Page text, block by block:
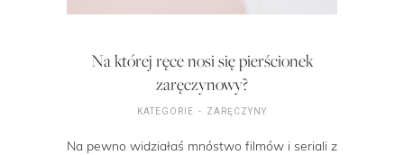
Na której ręce nosi się pierścionek
zaręczynowy?
KATEGORIE ZARĘCZYNY
Na pewno widziałaś mnóstwo filmów i seriali z